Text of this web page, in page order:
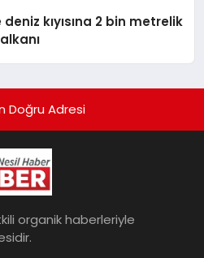
deniz kıyısına 2 bin metrelik
Doğru Adresi
organik haberleriyle